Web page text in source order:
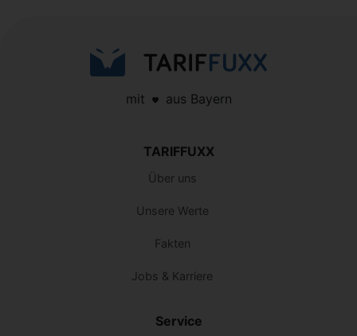
mit aus Bayern
TARIFFUXX
Über uns
Unsere Werte
Fakten
Jobs & Karriere
Service